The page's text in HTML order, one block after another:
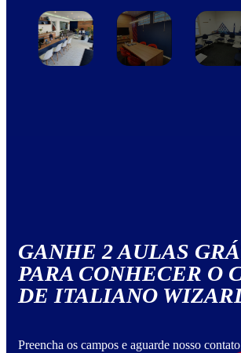
GANHE 2 AULAS
PARA CONHECER O
DE ITALIANO
Preencha os campos e aguarde nosso